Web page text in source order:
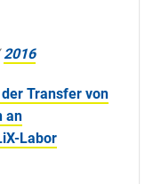
2016
Transfer von
an
Labor